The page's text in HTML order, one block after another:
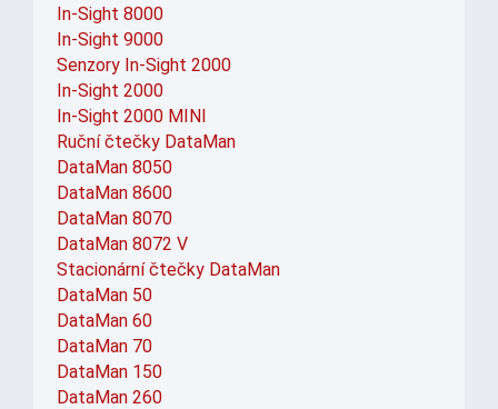
In-Sight 8000
In-Sight 9000
Senzory In-Sight 2000
In-Sight 2000
In-Sight 2000 MINI
Ruční čtečky DataMan
DataMan 8050
DataMan 8600
DataMan 8070
DataMan 8072 V
Stacionární čtečky DataMan
DataMan 50
DataMan 60
DataMan 70
DataMan 150
DataMan 260